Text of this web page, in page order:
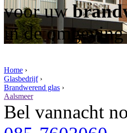
voor uw
in de
Home ›
Glasbedrijf›
Brandwerend glas ›
Aalsmeer
Bel vannacht